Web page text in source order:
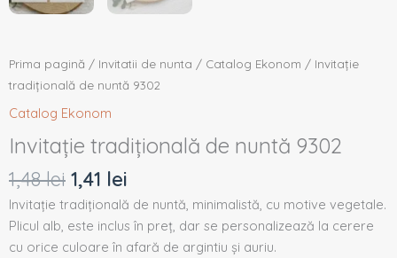
Prima pagină / Invitatii de nunta / Catalog Ekonom / Invitație
tradițională de nuntă 9302
Catalog Ekonom
Invitație tradițională de nuntă 9302
1,48lei 1,41 lei
Invitație tradițională de nuntă, minimalistă, cu motive vegetale.
Plicul alb, este inclus în preț, dar se personalizează la cerere
cu orice culoare în afară de argintiu și auriu.